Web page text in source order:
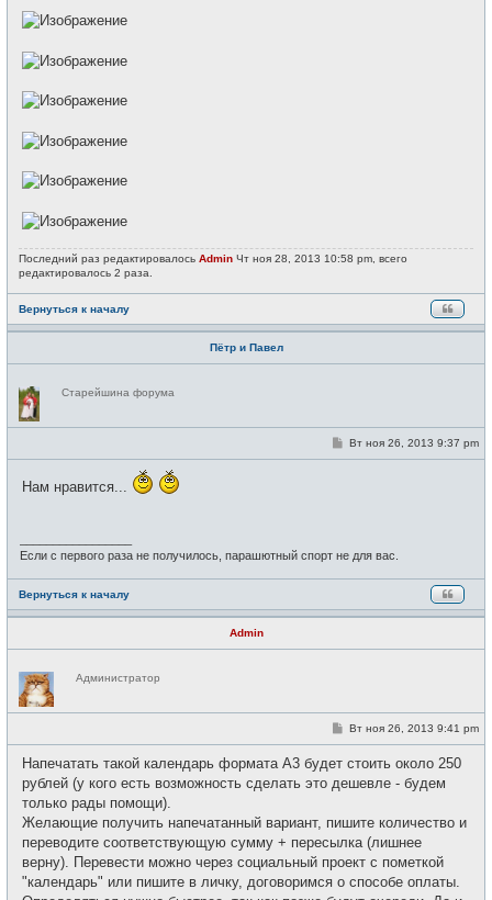
Последний раз редактировалось Admin Чт ноя 28, 2013 10:58 pm, всего
редактировалось 2 раза.
Вернуться к началу
Пётр и Павел
е
в
с
и
Старейшина форума
СВт ноя 26, 2013 9:37 pm
Нам нравится...
Если с первого раза не получилось, парашютный спорт не для вас.
Вернуться к началу
Admin
Н
е
в
с
и
Администратор
С
б
щ
и
Вт ноя 26, 2013 9:41 pm
Напечатать такой календарь формата А3 будет стоить около 250
рублей (у кого есть возможность сделать это дешевле - будем
только рады помощи).
Желающие получить напечатанный вариант, пишите количество и
переводите соответствующую сумму + пересылка (лишнее
верну). Перевести можно через социальный проект с пометкой
"календарь" или пишите в личку, договоримся о способе оплаты.